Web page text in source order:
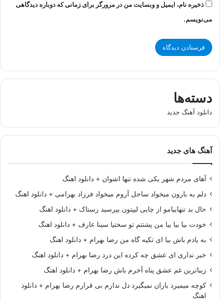
ذخیره نام، ایمیل و وبسایت من در مرورگر برای زمانی که دوباره دیدگاهی
می‌نویسم.
دسته‌ها
دانلود آهنگ جدید
آهنگ های جدید
آهای مردم شهر یکی شده تنها اشوان + دانلود اهنگ
دلم یه بارون میخواد ساحل آروم میخواد فرزاد بهرامی + دانلود اهنگ
حال بد تنهاییامو از چایی لیپتون بپرسید رستاک + دانلود اهنگ
خودت بیا بیا بیا من پشتتم تو سختیا سینا عارف + دانلود اهنگ
به یادم باش بیا ای تکیه گاه من رضا بهرام + دانلود اهنگ
خبر نداری ای عشق چه کرده این درد رضا بهرام + دانلود اهنگ
زیباترین غم عشق پناه آخرم باش رضا بهرام + دانلود اهنگ
کوچه میمیرد باران نمیگیرد دل ندارم بی قرارم رضا بهرام + دانلود
اهنگ